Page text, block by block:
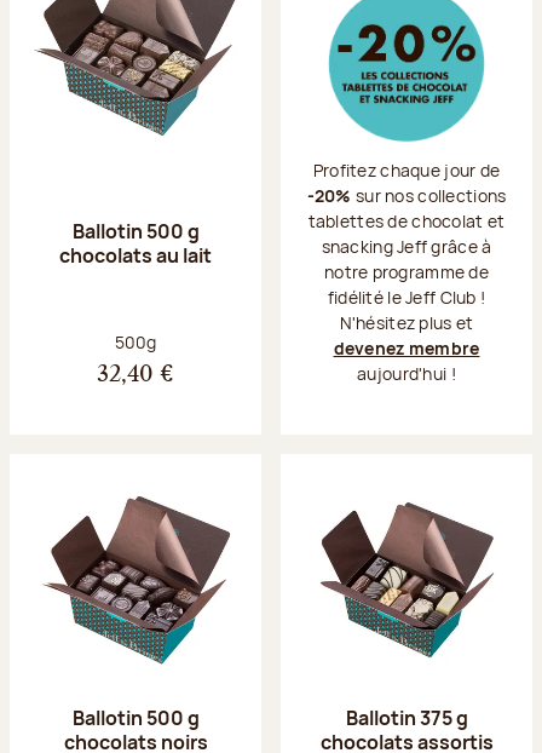
Ballotin 500 g
chocolats au lait
Poids net :
500g
32,40 €
Profitez chaque jour de
-20% sur nos collections
tablettes de chocolat et
snacking Jeff grâce à
notre programme de
fidélité le Jeff Club !
N'hésitez plus et
devenez membre
aujourd'hui !
Ballotin 500 g
chocolats noirs
Ballotin 375 g
chocolats assortis